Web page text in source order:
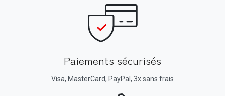
Paiements sécurisés
Visa, MasterCard, PayPal, 3x sans frais